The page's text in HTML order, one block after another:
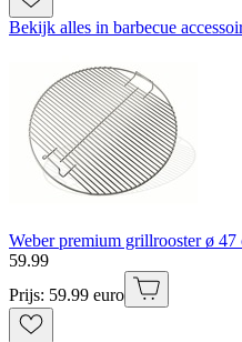
Bekijk alles in barbecue
Weber premium grillrooster ø 47
59.99
Prijs: 59.99 euro